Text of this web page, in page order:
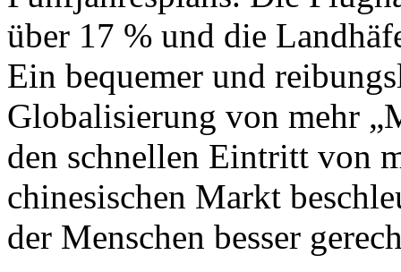
über 17 % und die
Ein bequemer und
Globalisierung von mehr
den schnellen Eintritt von
chinesischen Markt
der Menschen besser